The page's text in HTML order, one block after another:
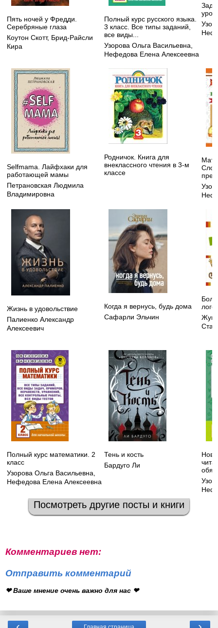
Пять ночей у Фредди.
Серебряные глаза
Коутон Скотт, Брид-Райсли
Кира
Полный курс русского языка.
3 класс. Все типы заданий,
все виды...
Узорова Ольга Васильевна
Нефедова Елена Алексеевна
Selfmama. Лайфхаки для
работающей мамы
Петрановская Людмила
Владимировна
Родничок. Книга для
внеклассного чтения в 3-м
классе
Жизнь в удовольствие
Палиенко Александр
Алексеевич
Когда я вернусь, будь дома
Сафарли Эльчин
Полный курс математики. 2
класс
Узорова Ольга Васильевна
Нефедова Елена Алексеевна
Тень и кость
Бардуго Ли
Посмотреть другие посты и книги
Комментариев нет:
Отправить комментарий
❤ Ваше мнение очень важно для нас ❤